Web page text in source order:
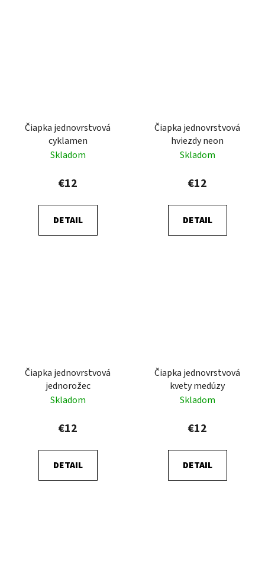
Čiapka jednovrstvová
cyklamen
Skladom
€12
DETAIL
Čiapka jednovrstvová
hviezdy neon
Skladom
€12
DETAIL
Čiapka jednovrstvová
jednorožec
Skladom
€12
DETAIL
Čiapka jednovrstvová
kvety medúzy
Skladom
€12
DETAIL